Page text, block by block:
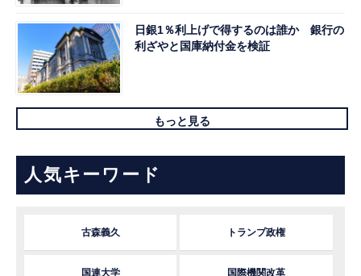
日銀1％利上げで得するのは誰か 銀行の
利ざやと国庫納付金を検証
もっと見る
人気キーワード
古森義久 トランプ政権
国連大学 国際機関改革